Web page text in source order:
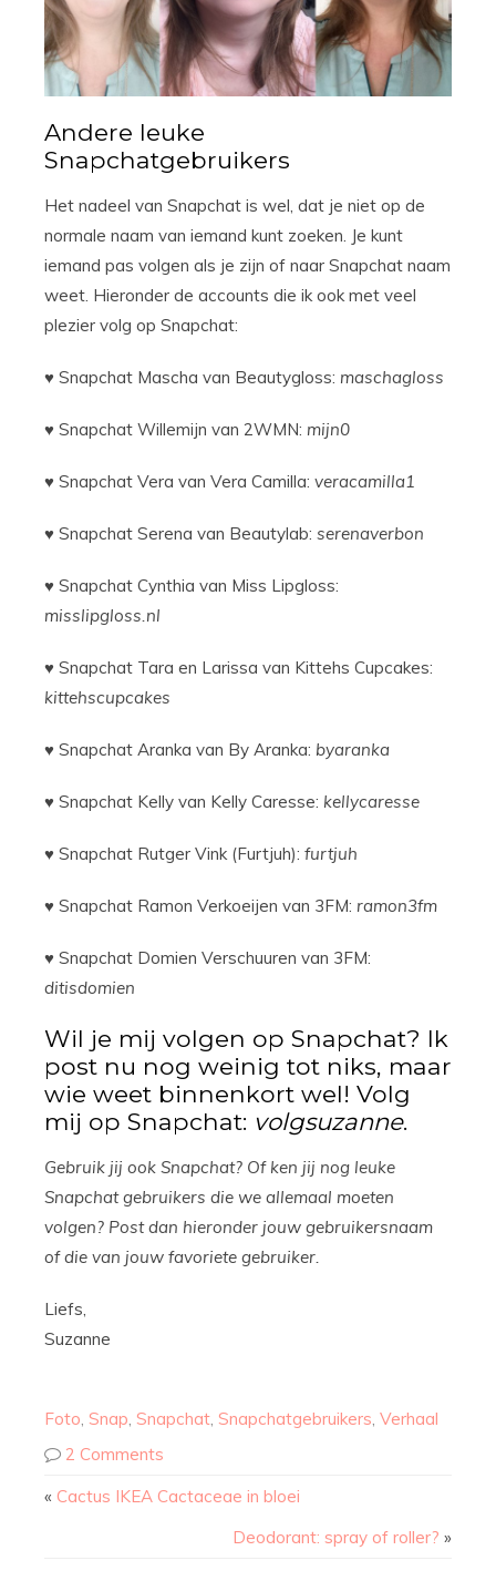
Andere leuke
Snapchatgebruikers
Het nadeel van Snapchat is wel, dat je niet op de
normale naam van iemand kunt zoeken. Je kunt
iemand pas volgen als je zijn of naar Snapchat naam
weet. Hieronder de accounts die ik ook met veel
plezier volg op Snapchat:
♥ Snapchat Mascha van Beautygloss: maschagloss
♥ Snapchat Willemijn van 2WMN: mijn0
♥ Snapchat Vera van Vera Camilla: veracamilla1
♥ Snapchat Serena van Beautylab: serenaverbon
♥ Snapchat Cynthia van Miss Lipgloss:
misslipgloss.nl
♥ Snapchat Tara en Larissa van Kittehs Cupcakes:
kittehscupcakes
♥ Snapchat Aranka van By Aranka: byaranka
♥ Snapchat Kelly van Kelly Caresse: kellycaresse
♥ Snapchat Rutger Vink (Furtjuh): furtjuh
♥ Snapchat Ramon Verkoeijen van 3FM: ramon3fm
♥ Snapchat Domien Verschuuren van 3FM:
ditisdomien
Wil je mij volgen op Snapchat? Ik
post nu nog weinig tot niks, maar
wie weet binnenkort wel! Volg
mij op Snapchat: volgsuzanne.
Gebruik jij ook Snapchat? Of ken jij nog leuke
Snapchat gebruikers die we allemaal moeten
volgen? Post dan hieronder jouw gebruikersnaam
of die van jouw favoriete gebruiker.
Liefs,
Suzanne
Foto Snap Snapchat Snapchatgebruikers Verhaal
2 Comments
« Cactus IKEA Cactaceae in bloei
Deodorant: spray of roller? »